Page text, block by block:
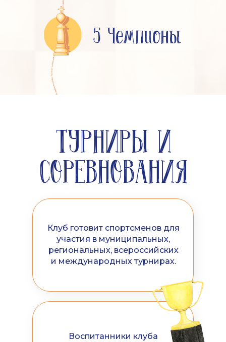
5 Чемпионы
ТУРНИРЫ И
СОРЕВНОВАНИЯ
Клуб готовит спортсменов для
участия в муниципальных,
региональных, всероссийских
и международных турнирах.
Воспитанники клуба